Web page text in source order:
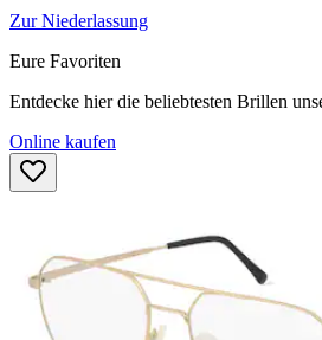
Zur Niederlassung
Eure Favoriten
Entdecke hier die beliebtesten Brillen
Online kaufen